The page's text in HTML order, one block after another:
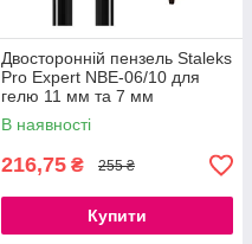
Двосторонній пензель Staleks
Pro Expert NBE-06/10 для
гелю 11 мм та 7 мм
В наявності
216,75 ₴ 255 ₴
Купити